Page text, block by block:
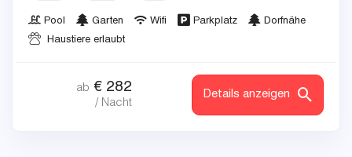
Pool Garten Wifi Parkplatz
Dorfnähe
Haustiere erlaubt
ab € 282
/ Nacht
Details anzeigen